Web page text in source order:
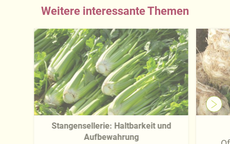
Weitere interessante Themen
Stangensellerie: Haltbarkeit und
Aufbewahrung